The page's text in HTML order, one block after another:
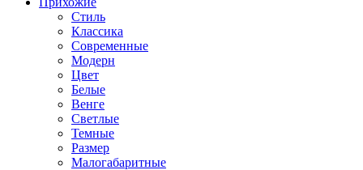
Стиль
Классика
Современные
Модерн
Цвет
Белые
Венге
Светлые
Темные
Размер
Малогабаритные